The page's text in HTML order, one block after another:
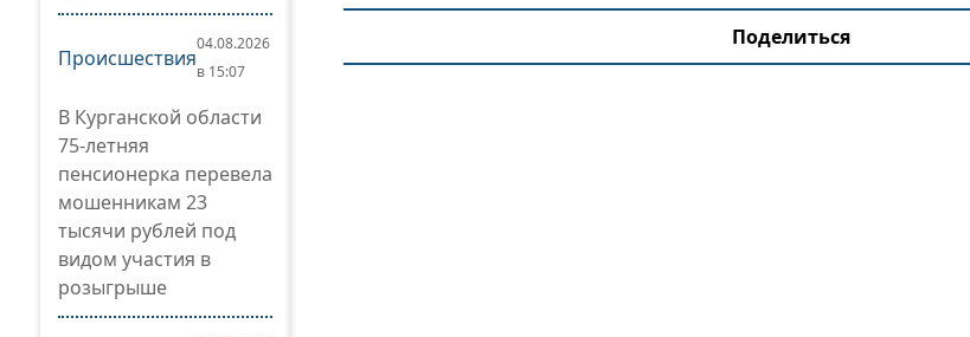
Происшествия
04.08.2026
в 15:07
В Курганской области
75-летняя
пенсионерка перевела
мошенникам 23
тысячи рублей под
видом участия в
розыгрыше
Поделиться